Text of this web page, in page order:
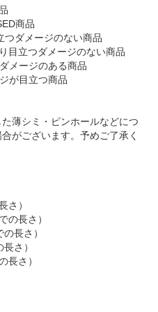
商品
つダメージのない商品
目立つダメージのない商品
メージのある商品
が目立つ商品
薄シミ・ピンホールなどにつ
がございます。予めご了承く
さ）
の長さ）
長さ）
さ）
長さ）